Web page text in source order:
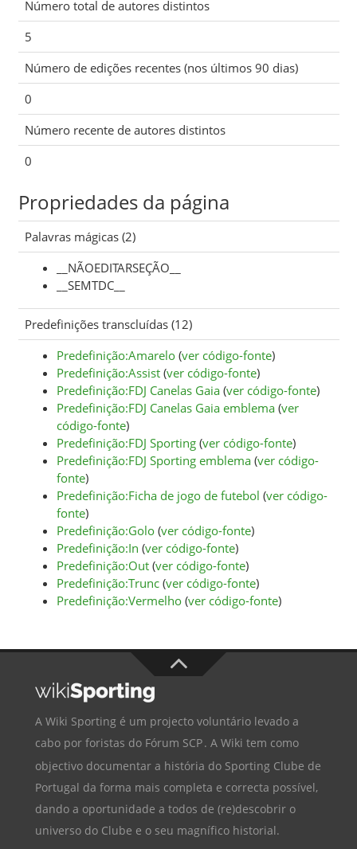
Número total de autores distintos
5
Número de edições recentes (nos últimos 90 dias)
0
Número recente de autores distintos
0
Propriedades da página
Palavras mágicas (2)
__NÃOEDITARSEÇÃO__
__SEMTDC__
Predefinições transcluídas (12)
Predefinição:Amarelo(ver código-fonte)
Predefinição:Assist(ver código-fonte)
Predefinição:FDJ Canelas Gaia(ver código-fonte)
Predefinição:FDJ Canelas Gaia emblema(ver
código-fonte)
Predefinição:FDJ Sporting(ver código-fonte)
Predefinição:FDJ Sporting emblema(ver código-
fonte)
Predefinição:Ficha de jogo de futebol (ver código-
fonte)
Predefinição:Golo(ver código-fonte)
Predefinição:In (ver código-fonte)
Predefinição:Out(ver código-fonte)
Predefinição:Trunc(ver código-fonte)
Predefinição:Vermelho(ver código-fonte)
A Wiki Sporting é um projecto voluntário levado a
cabo por foristas do Fórum SCP. A Wiki tem como
objectivo documentar a história do Sporting Clube de
Portugal da forma mais completa e correcta possível,
dando a oportunidade a todos de (re)descobrir o
universo do Clube e o seu magnífico historial.